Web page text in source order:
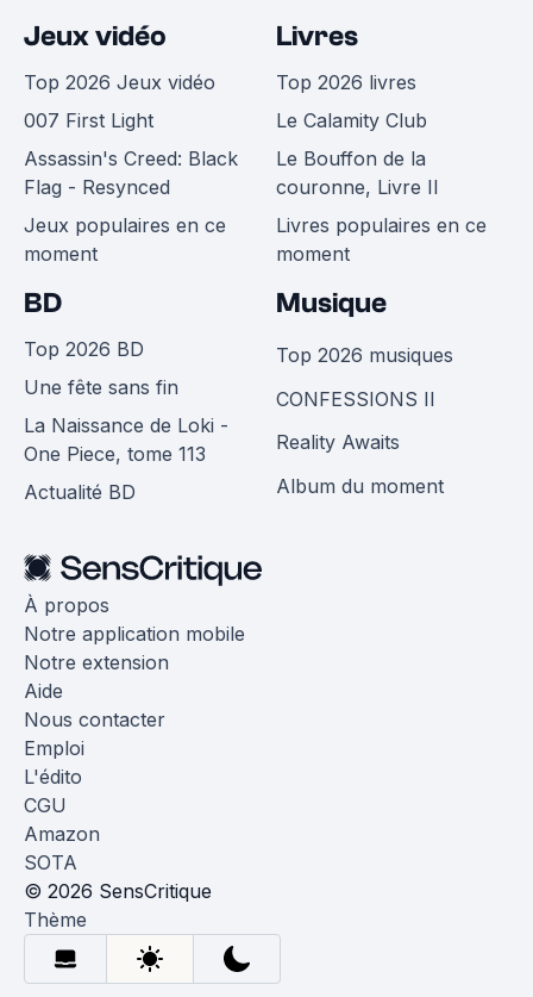
Jeux vidéo
Top 2026 Jeux vidéo
007 First Light
Assassin's Creed: Black
Flag - Resynced
Jeux populaires en ce
moment
Livres
Top 2026 livres
Le Calamity Club
Le Bouffon de la
couronne, Livre II
Livres populaires en ce
moment
BD
Top 2026 BD
Une fête sans fin
La Naissance de Loki -
One Piece, tome 113
Actualité BD
Musique
Top 2026 musiques
CONFESSIONS II
Reality Awaits
Album du moment
À propos
Notre application mobile
Notre extension
Aide
Nous contacter
Emploi
L'édito
CGU
Amazon
SOTA
© 2026 SensCritique
Thème